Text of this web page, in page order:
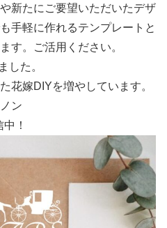
新たにご要望いただいたデザ
手軽に作れるテンプレートと
す。ご活用ください。
した。
花嫁DIYを増やしています。
ン
！